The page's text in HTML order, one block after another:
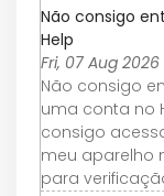
Não consigo
Help
Fri, 07 Aug 2026
Não consigo
uma conta no
consigo
meu aparelho
para